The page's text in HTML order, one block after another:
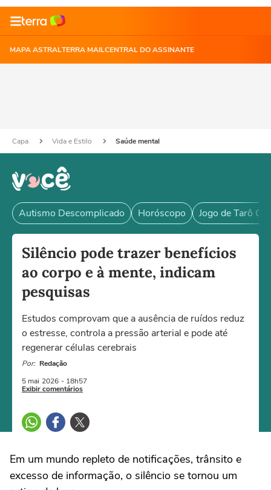
MAPA ASTRALTERRA MAILCENTRAL DO ASSINANTE
Capa Vida e Estilo Saúde mental
Autismo Descomplicado Horóscopo Jogo de Tarô
Silêncio pode trazer benefícios
ao corpo e à mente, indicam
pesquisas
Estudos comprovam que a ausência de ruídos reduz
o estresse, controla a pressão arterial e pode até
regenerar células cerebrais
Por: Redação
5 mai 2026 - 18h57
Exibir comentários
Em um mundo repleto de notificações, trânsito e
excesso de informação, o silêncio se tornou um